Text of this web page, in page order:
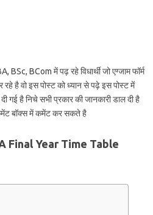
BSc, BCom में पढ़ रहे विधार्थी जो एग्जाम फॉर्म
रहे है वो इस पोस्ट को ध्यान से पढ़े इस पोस्ट में
दी गई है निचे सभी प्रकार की जानकारी डाल दी है
बॉक्स में कमेंट कर सकते है
Final Year Time Table